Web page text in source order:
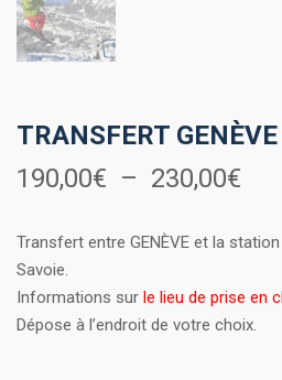
TRANSFERT
190,00€ – 230,00€
Transfert entre GENÈVE et la
Savoie.
Informations sur le lieu de prise en
Dépose à l’endroit de votre choix.